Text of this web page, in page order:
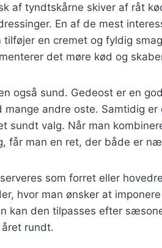
af tyndtskårne skiver af råt
En af de mest
en cremet og fyldig
det møre kød og
også sund. Gedeost er en
andre oste. Samtidig er
sundt valg. Når man
får man en ret, der både er
som forret eller
hvor man ønsker at
kan den tilpasses efter
rundt.